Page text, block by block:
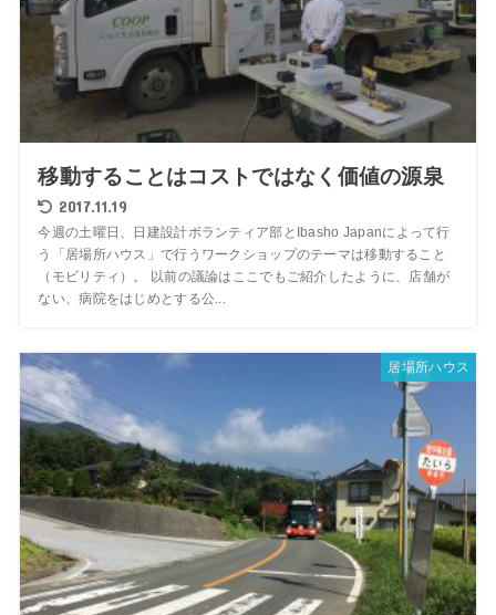
移動することはコストではなく価値の源泉
2017.11.19
今週の土曜日、日建設計ボランティア部とIbasho Japanによって行
う「居場所ハウス」で行うワークショップのテーマは移動すること
（モビリティ）。 以前の議論はここでもご紹介したように、店舗が
ない、病院をはじめとする公...
居場所ハウス